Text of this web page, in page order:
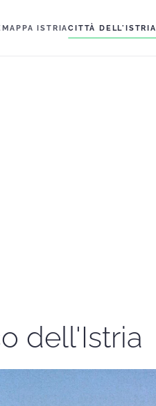
MAPPA ISTRIACITTÀ DELL'ISTRIA
dell'Istria